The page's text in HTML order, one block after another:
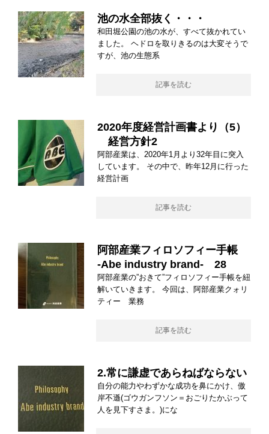
池の水全部抜く・・・
和田堀公園の池の水が、すべて抜かれてい
ました。 ヘドロを取りきるのは大変そうで
すが、池の生態系
記事を読む
2020年度経営計画書より（5）
経営方針2
阿部産業は、2020年1月より32年目に突入
しています。 その中で、昨年12月に行った
経営計画
記事を読む
阿部産業フィロソフィー手帳
-Abe industry brand- 28
阿部産業の”おきて”フィロソフィー手帳を紐
解いていきます。 今回は、阿部産業クォリ
ティー 業務
記事を読む
2.常に謙虚であらねばならない
自分の能力やわずかな成功を鼻にかけ、傲
岸不遜(ゴウガンフソン＝おごりたかぶって
人を見下すさま。)にな